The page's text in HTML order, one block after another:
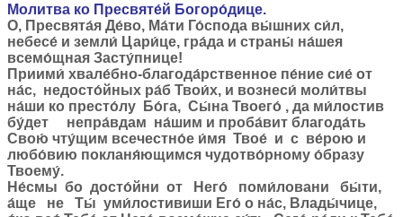
Молитва ко Пресвяте́й Богоро́дице.
О, Пресвята́я Де́во, Ма́ти Го́спода вы́шних си́л,
небесе́ и земли́ Цари́це, гра́да и страны́ на́шея
всемо́щная Засту́пнице!
Приими́ хвале́бно-благода́рственное пе́ние сие́ от
на́с, недосто́йных ра́б Твои́х, и вознеси́ моли́твы
на́ши ко престо́лу Бо́га, Сы́на Твоего́ , да ми́лостив
бу́дет непра́вдам на́шим и проба́вит благода́ть
Свою́ чту́щим всечестно́е и́мя Твое́ и с ве́рою и
любо́вию покланя́ющимся чудотво́рному о́бразу
Твоему́.
Не́смы бо досто́йни от Него́ поми́ловани бы́ти,
а́ще не Ты́ уми́лостивиши Его́ о на́с, Влады́чице,